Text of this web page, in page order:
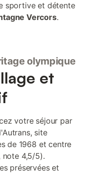
sportive et détente
Vercors.
olympique
et
votre séjour par
site
de 1968 et centre
note 4,5/5).
préservées et